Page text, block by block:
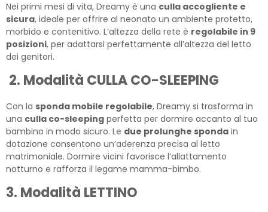
Nei primi mesi di vita, Dreamy è una culla accogliente e
sicura, ideale per offrire al neonato un ambiente protetto,
morbido e contenitivo. L’altezza della rete è regolabile in 9
posizioni, per adattarsi perfettamente all’altezza del letto
dei genitori.
2. Modalità CULLA CO-SLEEPING
Con la sponda mobile regolabile, Dreamy si trasforma in
una culla co-sleeping perfetta per dormire accanto al tuo
bambino in modo sicuro. Le due prolunghe sponda in
dotazione consentono un’aderenza precisa al letto
matrimoniale. Dormire vicini favorisce l’allattamento
notturno e rafforza il legame mamma-bimbo.
3. Modalità LETTINO